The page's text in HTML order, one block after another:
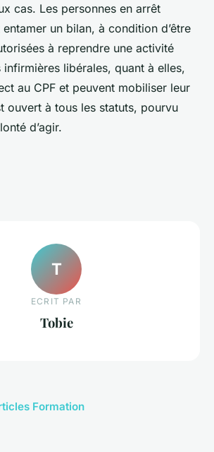
cas. Les personnes en arrêt
un bilan, à condition d’être
à reprendre une activité
libérales, quant à elles,
au CPF et peuvent mobiliser leur
ouvert à tous les statuts, pourvu
d’agir.
T
ECRIT PAR
Tobie
Formation